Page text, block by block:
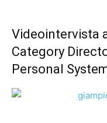
Videointervista
Category
Personal